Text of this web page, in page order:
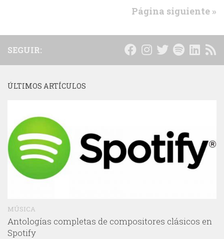
Página siguiente »
SEGUIR:
ÚLTIMOS ARTÍCULOS
MÚSICA
Antologías completas de compositores clásicos en
Spotify